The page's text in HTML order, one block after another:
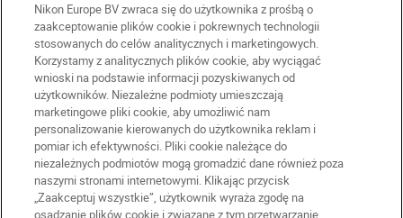
PL Nikon Sites
Skontaktuj się z nami
Oświadczenie dotyczące prywatności
Warunki użytkowania
Warunki korzystania z Nikon Store
Nikon Europe BV zwraca się do użytkownika z prośbą o
zaakceptowanie plików cookie i pokrewnych technologii
stosowanych do celów analitycznych i marketingowych.
Korzystamy z analitycznych plików cookie, aby wyciągać
wnioski na podstawie informacji pozyskiwanych od
użytkowników. Niezależne podmioty umieszczają
marketingowe pliki cookie, aby umożliwić nam
personalizowanie kierowanych do użytkownika reklam i
pomiar ich efektywności. Pliki cookie należące do
niezależnych podmiotów mogą gromadzić dane również poza
naszymi stronami internetowymi. Klikając przycisk
„Zaakceptuj wszystkie”, użytkownik wyraża zgodę na
osadzanie plików cookie i związane z tym przetwarzanie